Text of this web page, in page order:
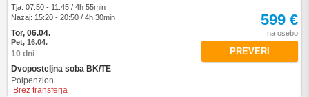
Tja: 07:50 - 11:45 / 4h 55min
Nazaj: 15:20 - 20:50 / 4h 30min
Tor, 06.04.
Pet, 16.04.
10 dni
Dvoposteljna soba BK/TE
Polpenzion
Brez transferja
599 €
na osebo
PREVERI